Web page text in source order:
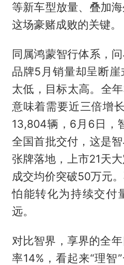
等新车型放量、叠加
这场豪赌成败的关键。
同属鸿蒙智行体系，
品牌5月销量却呈断
太低，目标太高。全
意味着需要近三倍增
13,804辆，6月6日，
全国首批交付，这是
张牌落地，上市21天
成交均价突破50万元
怕能转化为持续交付
远。
对比智界，享界的全
率14%，看起来“理智